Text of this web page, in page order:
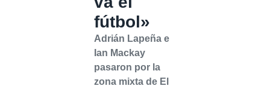
fútbol»
Adrián Lapeña e
Ian Mackay
pasaron por la
zona mixta de El